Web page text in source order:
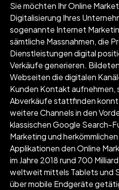
Sie möchten Ihr Online
Digitalisierung Ihres
sogenannte Internet
sämtliche Massnahmen, die
Dienstleistungen digital
Verkäufe generieren.
Webseiten die digitalen
Kunden Kontakt aufnehmen,
Abverkäufe stattfinden
weitere Channels in den
klassischen Google Search-
Marketing und
Applikationen den Online
im Jahre 2018 rund 700
weltweit mittels Tablets und
über mobile Endgeräte